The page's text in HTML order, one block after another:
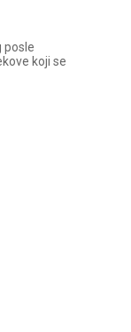
posle
koji se